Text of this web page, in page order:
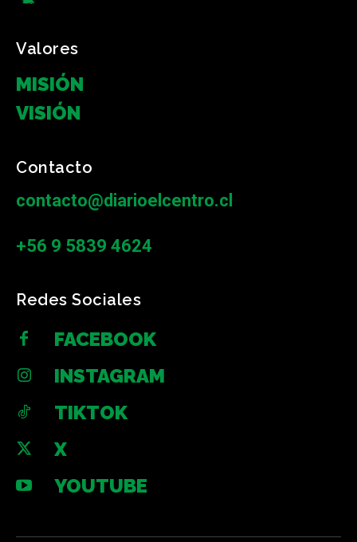
Valores
MISIÓN
VISIÓN
Contacto
contacto@diarioelcentro.cl
+56 9 5839 4624
Redes Sociales
FACEBOOK
INSTAGRAM
TIKTOK
X
YOUTUBE